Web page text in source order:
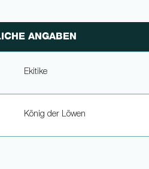
ANGABEN
Ekitike
König der Löwen